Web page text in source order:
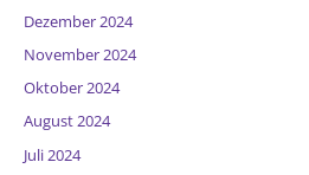
Dezember 2024
November 2024
Oktober 2024
August 2024
Juli 2024